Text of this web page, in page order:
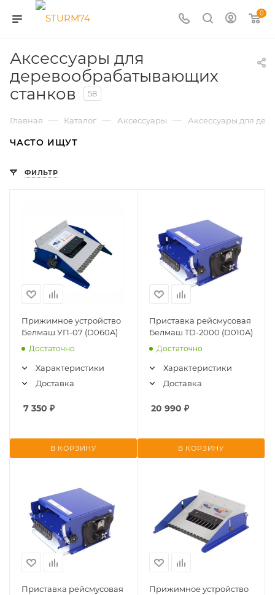
0
Аксессуары для
деревообрабатывающих
станков
58
Главная — Каталог — Аксессуары — Аксессуары для
ЧАСТО ИЩУТ
ФИЛЬТР
Прижимное устройство
Белмаш УП-07 (D060A)
Достаточно
Характеристики
Доставка
7 350 ₽
В КОРЗИНУ
Приставка рейсмусовая
Белмаш TD-2000 (D010A)
Достаточно
Характеристики
Доставка
20 990 ₽
В КОРЗИНУ
Приставка рейсмусовая
Прижимное устройство